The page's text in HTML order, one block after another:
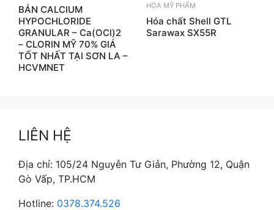
BÁN CALCIUM
HYPOCHLORIDE
GRANULAR – Ca(OCl)2
– CLORIN MỸ 70% GIÁ
TỐT NHẤT TẠI SƠN LA –
HCVMNET
HÓA MỸ PHẨM
Hóa chất Shell GTL
Sarawax SX55R
LIÊN HỆ
Địa chỉ: 105/24 Nguyễn Tư Giản, Phường 12, Quận
Gò Vấp, TP.HCM
Hotline: 0378.374.526